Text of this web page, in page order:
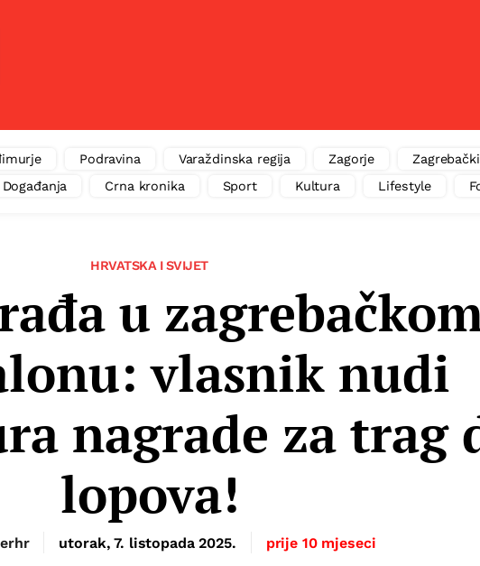
Podravina Varaždinska regija Zagorje
Događanja Crna kronika Sport Kultura Lifestyle
HRVATSKA I SVIJET
u
vlasnik nudi
nagrade za trag
lopova!
utorak, 7. listopada 2025. prije 10 mjeseci